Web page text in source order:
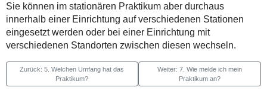
Sie können im stationären Praktikum aber durchaus
innerhalb einer Einrichtung auf verschiedenen Stationen
eingesetzt werden oder bei einer Einrichtung mit
verschiedenen Standorten zwischen diesen wechseln.
Zurück: 5. Welchen Umfang hat das
Praktikum?
Weiter: 7. Wie melde ich mein
Praktikum an?